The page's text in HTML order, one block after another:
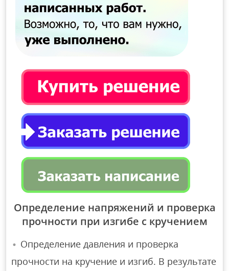
Определение напряжений и проверка
прочности при изгибе с кручением
Определение давления и проверка
прочности на кручение и изгиб. В результате